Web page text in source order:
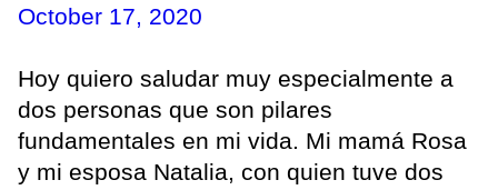
October 17, 2020
Hoy quiero saludar muy especialmente a
dos personas que son pilares
fundamentales en mi vida. Mi mamá Rosa
y mi esposa Natalia, con quien tuve dos